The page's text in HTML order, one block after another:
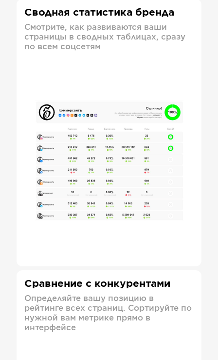
Сводная статистика бренда
Смотрите, как развиваются ваши
страницы в сводных таблицах, сразу
по всем соцсетям
Сравнение с конкурентами
Определяйте вашу позицию в
рейтинге всех страниц. Сортируйте по
нужной вам метрике прямо в
интерфейсе